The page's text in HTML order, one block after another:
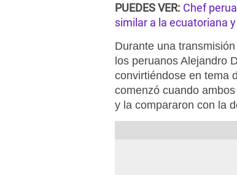
PUEDES VER: Chef
similar a la ecuatoriana
Durante una
los peruanos Alejandro
convirtiéndose en tema
comenzó cuando
y la compararon con la